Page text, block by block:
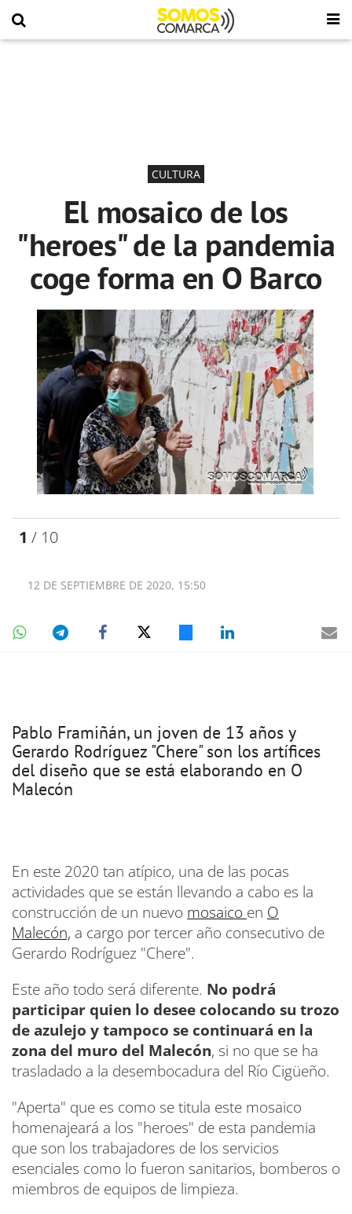
CULTURA
El mosaico de los
"heroes" de la pandemia
coge forma en O Barco
1 / 10
12 DE SEPTIEMBRE DE 2020, 15:50
Pablo Framiñán, un joven de 13 años y
Gerardo Rodríguez "Chere" son los artífices
del diseño que se está elaborando en O
Malecón
En este 2020 tan atípico, una de las pocas
actividades que se están llevando a cabo es la
construcción de un nuevo mosaico en O
Malecón, a cargo por tercer año consecutivo de
Gerardo Rodríguez "Chere".
Este año todo será diferente. No podrá
participar quien lo desee colocando su trozo
de azulejo y tampoco se continuará en la
zona del muro del Malecón, si no que se ha
trasladado a la desembocadura del Río Cigüeño.
"Aperta" que es como se titula este mosaico
homenajeará a los "heroes" de esta pandemia
que son los trabajadores de los servicios
esenciales como lo fueron sanitarios, bomberos o
miembros de equipos de limpieza.